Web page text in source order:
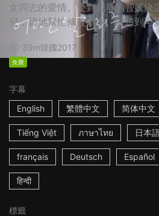
女同志的愛情。受到屈辱的智媛
兒，請她幫忙修改劇本。沒想到可
39m韓國2017
免費
字幕
English
繁體中文 简体中文
Tiếng Việt ภาษาไทย 日本
français Deutsch Español
हिन्दी
標籤